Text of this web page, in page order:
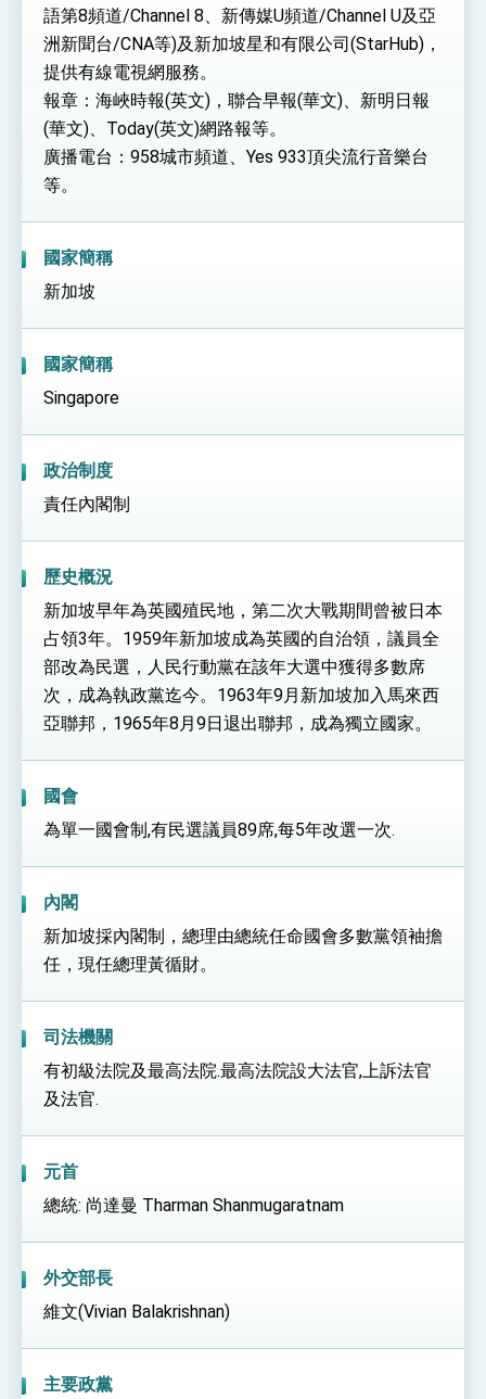
語第8頻道/Channel 8、新傳媒U頻道/Channel U及亞
洲新聞台/CNA等)及新加坡星和有限公司(StarHub)，
提供有線電視網服務。
報章：海峽時報(英文)，聯合早報(華文)、新明日報
(華文)、Today(英文)網路報等。
廣播電台：958城市頻道、Yes 933頂尖流行音樂台
等。
國家簡稱
新加坡
國家簡稱
Singapore
政治制度
責任內閣制
歷史概況
新加坡早年為英國殖民地，第二次大戰期間曾被日本
占領3年。1959年新加坡成為英國的自治領，議員全
部改為民選，人民行動黨在該年大選中獲得多數席
次，成為執政黨迄今。1963年9月新加坡加入馬來西
亞聯邦，1965年8月9日退出聯邦，成為獨立國家。
國會
為單一國會制,有民選議員89席,每5年改選一次.
內閣
新加坡採內閣制，總理由總統任命國會多數黨領袖擔
任，現任總理黃循財。
司法機關
有初級法院及最高法院.最高法院設大法官,上訴法官
及法官.
元首
總統: 尚達曼 Tharman Shanmugaratnam
外交部長
維文(Vivian Balakrishnan)
主要政黨